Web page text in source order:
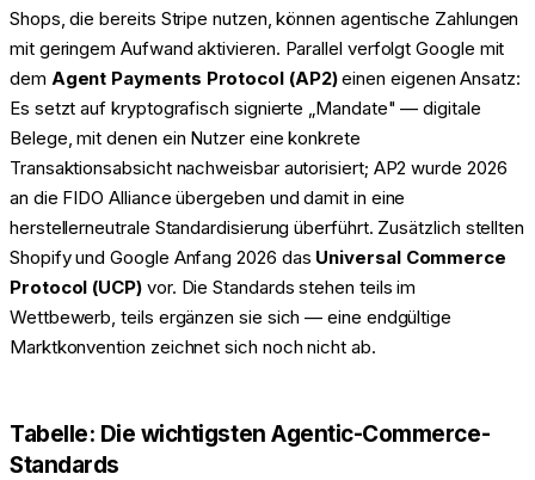
Shops, die bereits Stripe nutzen, können agentische Zahlungen
mit geringem Aufwand aktivieren. Parallel verfolgt Google mit
dem Agent Payments Protocol (AP2)einen eigenen Ansatz:
Es setzt auf kryptografisch signierte „Mandate" — digitale
Belege, mit denen ein Nutzer eine konkrete
Transaktionsabsicht nachweisbar autorisiert; AP2 wurde 2026
an die FIDO Alliance übergeben und damit in eine
herstellerneutrale Standardisierung überführt. Zusätzlich stellten
Shopify und Google Anfang 2026 das Universal Commerce
Protocol (UCP)vor. Die Standards stehen teils im
Wettbewerb, teils ergänzen sie sich — eine endgültige
Marktkonvention zeichnet sich noch nicht ab.
Tabelle: Die wichtigsten Agentic-Commerce-
Standards